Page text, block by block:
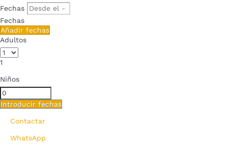
Fechas
Fechas
Añadir fechas
Adultos
1
Niños
Introducir fechas
Contactar
WhatsApp